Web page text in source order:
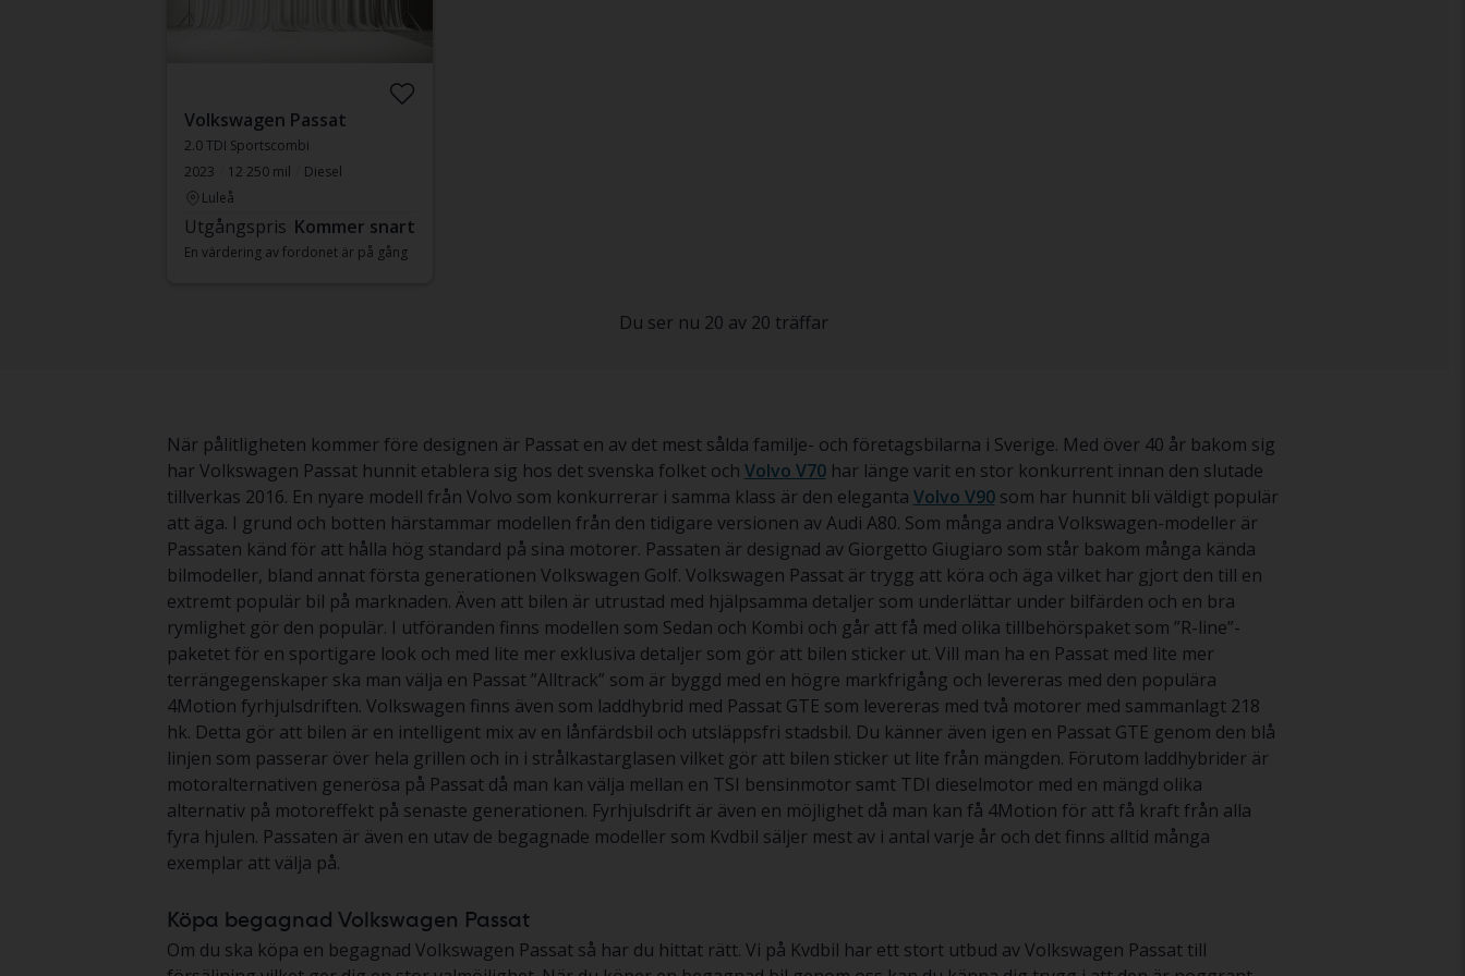
Volkswagen Passat
2.0 TDI Sportscombi
2023
12 250 mil
Diesel
Luleå
Utgångspris Kommer snart
En värdering av fordonet är på gång
Du ser nu 20 av 20 träffar
När pålitligheten kommer före designen är Passat en av det mest sålda familje- och företagsbilarna i Sverige. Med över 40 år bakom sig
har Volkswagen Passat hunnit etablera sig hos det svenska folket och Volvo V70har länge varit en stor konkurrent innan den slutade
tillverkas 2016. En nyare modell från Volvo som konkurrerar i samma klass är den eleganta Volvo V90som har hunnit bli väldigt populär
att äga. I grund och botten härstammar modellen från den tidigare versionen av Audi A80. Som många andra Volkswagen-modeller är
Passaten känd för att hålla hög standard på sina motorer. Passaten är designad av Giorgetto Giugiaro som står bakom många kända
bilmodeller, bland annat första generationen Volkswagen Golf. Volkswagen Passat är trygg att köra och äga vilket har gjort den till en
extremt populär bil på marknaden. Även att bilen är utrustad med hjälpsamma detaljer som underlättar under bilfärden och en bra
rymlighet gör den populär. I utföranden finns modellen som Sedan och Kombi och går att få med olika tillbehörspaket som ”R-line”-
paketet för en sportigare look och med lite mer exklusiva detaljer som gör att bilen sticker ut. Vill man ha en Passat med lite mer
terrängegenskaper ska man välja en Passat ”Alltrack” som är byggd med en högre markfrigång och levereras med den populära
4Motion fyrhjulsdriften. Volkswagen finns även som laddhybrid med Passat GTE som levereras med två motorer med sammanlagt 218
hk. Detta gör att bilen är en intelligent mix av en lånfärdsbil och utsläppsfri stadsbil. Du känner även igen en Passat GTE genom den blå
linjen som passerar över hela grillen och in i strålkastarglasen vilket gör att bilen sticker ut lite från mängden. Förutom laddhybrider är
motoralternativen generösa på Passat då man kan välja mellan en TSI bensinmotor samt TDI dieselmotor med en mängd olika
alternativ på motoreffekt på senaste generationen. Fyrhjulsdrift är även en möjlighet då man kan få 4Motion för att få kraft från alla
fyra hjulen. Passaten är även en utav de begagnade modeller som Kvdbil säljer mest av i antal varje år och det finns alltid många
exemplar att välja på.
Köpa begagnad Volkswagen Passat
Om du ska köpa en begagnad Volkswagen Passat så har du hittat rätt. Vi på Kvdbil har ett stort utbud av Volkswagen Passat till